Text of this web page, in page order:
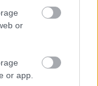
or
or app.
más
DOHÁNYZÁS